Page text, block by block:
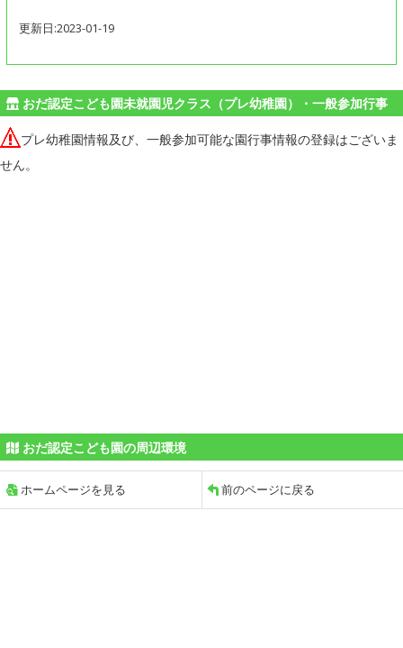
更新日:2023-01-19
おだ認定こども園未就園児クラス（プレ幼稚園）・一般参加行事
プレ幼稚園情報及び、一般参加可能な園行事情報の登録はございま
せん。
おだ認定こども園の周辺環境
ホームページを見る 前のページに戻る